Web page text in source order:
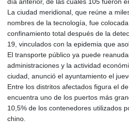
día anterior, de las cuales 105 fueron
La ciudad meridional, que reúne a
nombres de la tecnología, fue
confinamiento total después de la
19, vinculados con la epidemia que
El transporte público ya puede
administraciones y la actividad
ciudad, anunció el ayuntamiento el
Entre los distritos afectados figura el
encuentra uno de los puertos más
10,5% de los contenedores utilizados
chino.